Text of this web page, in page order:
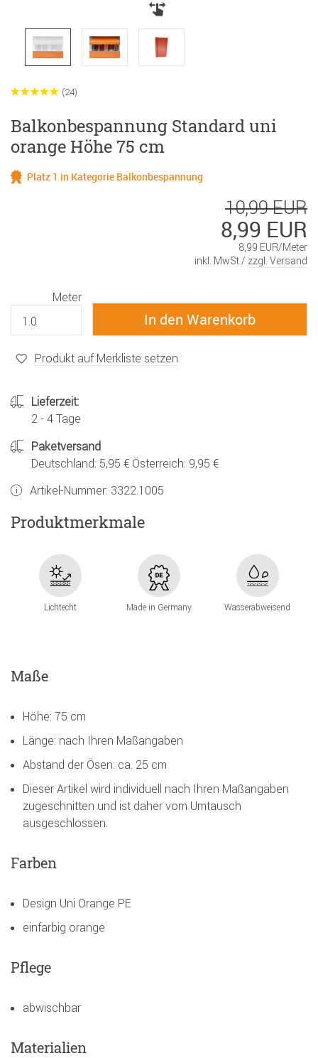
(24)
Balkonbespannung Standard uni
orange Höhe 75 cm
Platz 1 in Kategorie Balkonbespannung
10,99 EUR
8,99 EUR
8,99 EUR/Meter
inkl. MwSt / zzgl. Versand
Meter
Produkt auf Merkliste setzen
Lieferzeit:
2 - 4 Tage
Paketversand
Deutschland: 5,95 € Österreich: 9,95 €
Artikel-Nummer: 3322.1005
Produktmerkmale
Lichtecht Made in Germany Wasserabweisend
Maße
Höhe: 75 cm
Länge: nach Ihren Maßangaben
Abstand der Ösen: ca. 25 cm
Dieser Artikel wird individuell nach Ihren Maßangaben
zugeschnitten und ist daher vom Umtausch
ausgeschlossen.
Farben
Design Uni Orange PE
einfarbig orange
Pflege
abwischbar
Materialien